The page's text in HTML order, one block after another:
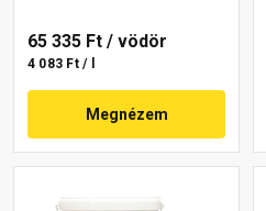
65 335 Ft / vödör
4 083 Ft / l
Megnézem